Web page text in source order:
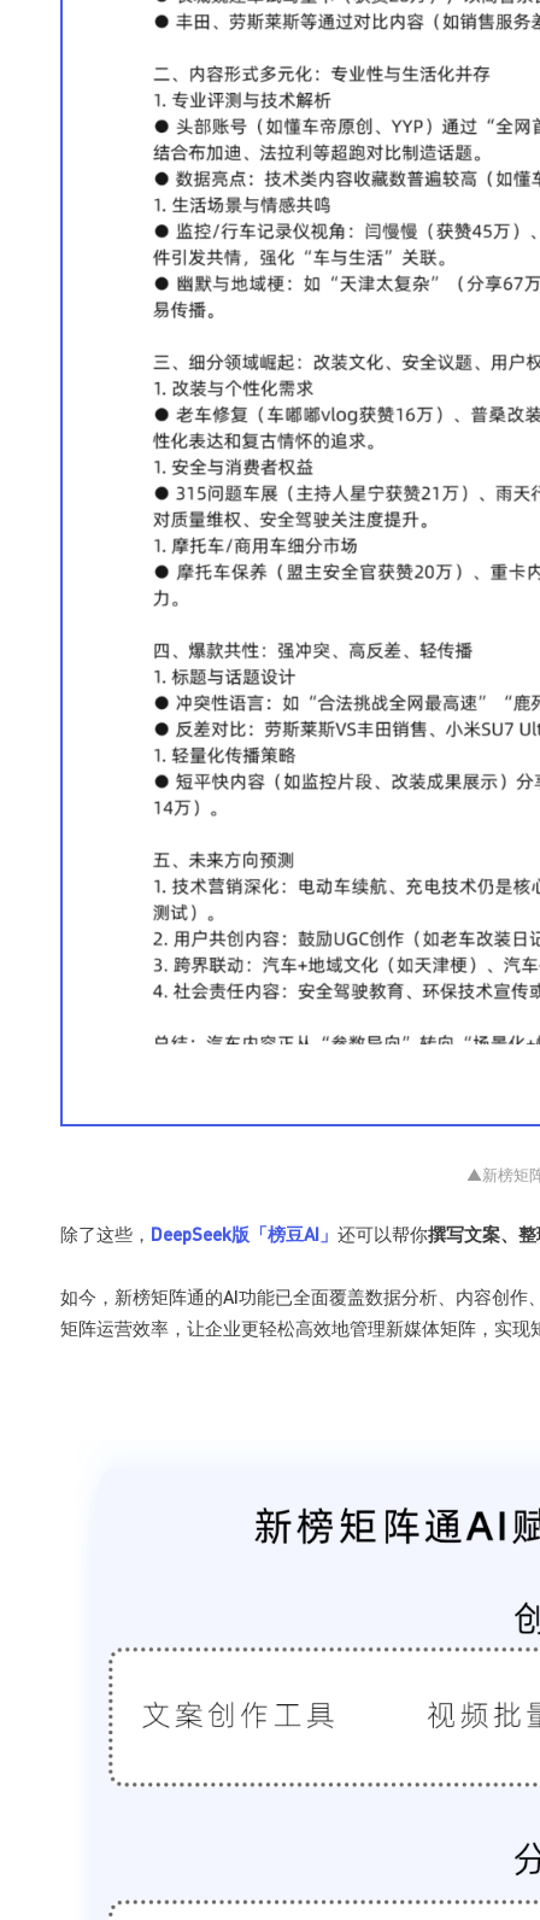
▲新榜矩
除了这些， DeepSeek版「榜豆AI」 还可以帮你撰写文案、
如今，新榜矩阵通的AI功能已全面覆盖数据分析、内容创
矩阵运营效率，让企业更轻松高效地管理新媒体矩阵，实现